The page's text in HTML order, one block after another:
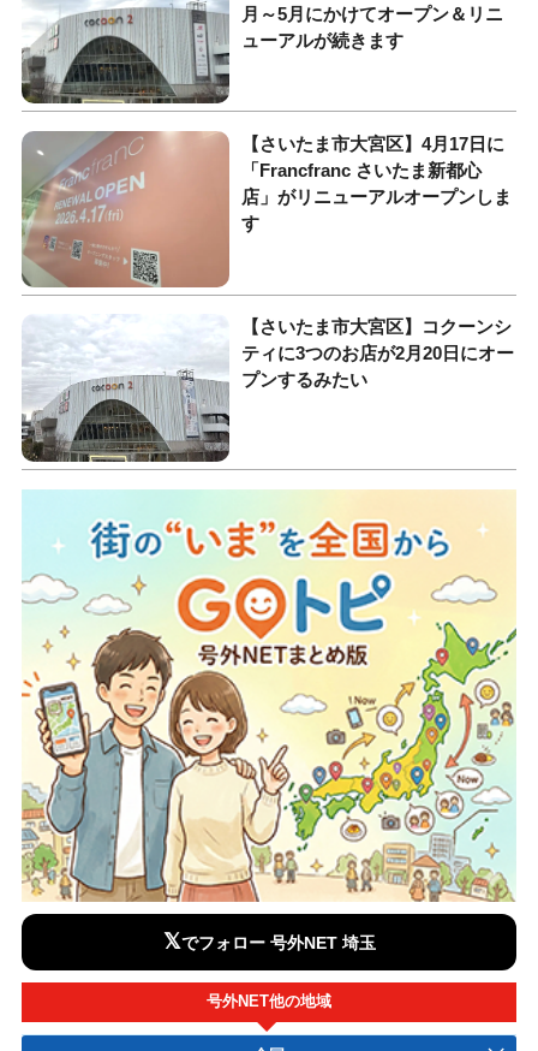
月～5月にかけてオープン＆リニ
ューアルが続きます
【さいたま市大宮区】4月17日に
「Francfranc さいたま新都心
店」がリニューアルオープンしま
す
【さいたま市大宮区】コクーンシ
ティに3つのお店が2月20日にオー
プンするみたい
𝕏でフォロー 号外NET 埼玉
号外NET他の地域